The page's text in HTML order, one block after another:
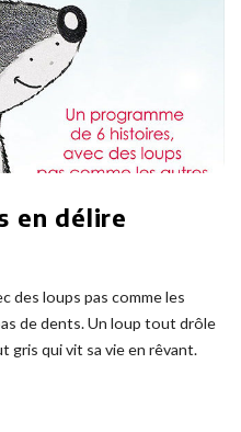
en délire
des loups pas comme les
de dents. Un loup tout drôle
gris qui vit sa vie en rêvant.